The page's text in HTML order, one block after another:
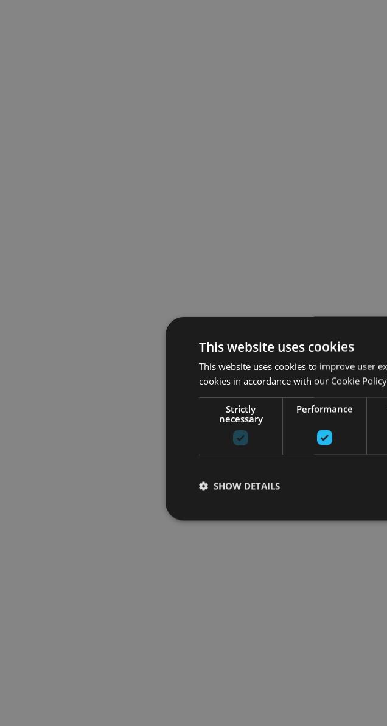
This website uses cookies
This website uses cookies to improve user
cookies in accordance with our Cookie
Strictly
necessary
Performance
SHOW DETAILS